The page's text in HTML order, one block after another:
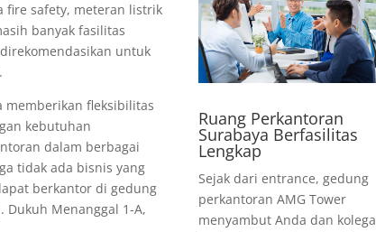
fire safety, meteran listrik
banyak fasilitas
untuk
memberikan fleksibilitas
kebutuhan
dalam berbagai
tidak ada bisnis yang
berkantor di gedung
Dukuh Menanggal 1-A,
Ruang Perkantoran
Surabaya Berfasilitas
Lengkap
Sejak dari entrance, gedung
perkantoran AMG Tower
menyambut Anda dan kolega